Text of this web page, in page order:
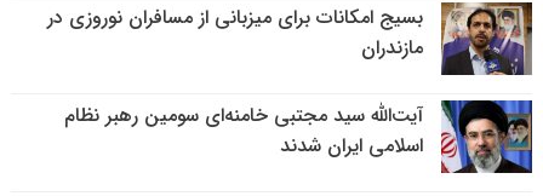
بسیج امکانات برای میزبانی از مسافران نوروزی در
مازندران
آیت‌الله سید مجتبی خامنه‌ای سومین رهبر نظام
اسلامی ایران شدند